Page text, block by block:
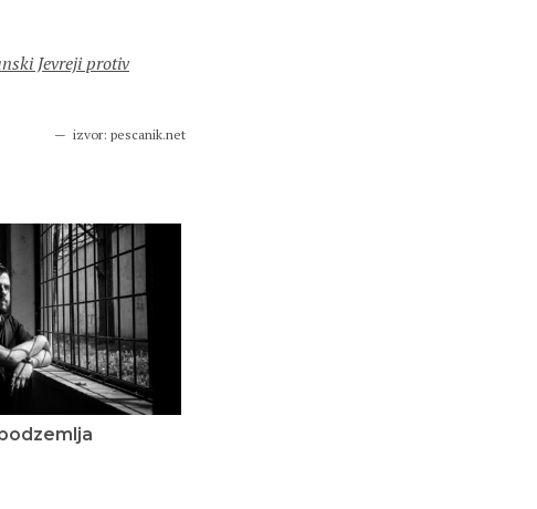
Jevreji protiv
izvor: pescanik.net